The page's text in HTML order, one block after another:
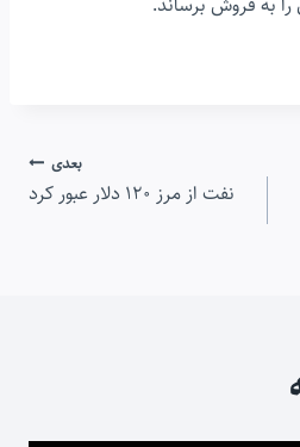
بعدی
نفت از مرز ۱۲۰ دلار عبور کرد